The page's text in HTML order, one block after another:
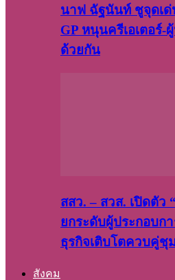
นาฟ ฉัฐนันท์ ชูจุดเด่
GP หนุนครีเอเตอร์-
ด้วยกัน
สสว. – สวส. เปิดตัว
ยกระดับผู้ประกอบก
ธุรกิจเติบโตควบคู่ชุ
สังคม